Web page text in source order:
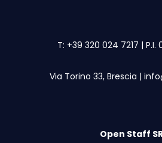
T: +39 320 024 7217 | P.I.
Via Torino 33, Brescia |
Open Staff